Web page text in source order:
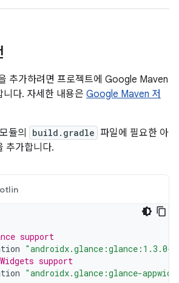
추가하려면 프로젝트에 Google Maven
다. 자세한 내용은 Google Maven 저
듈의
build.gradle 파일에 필요한 아
추가합니다.
support
"androidx.glance:glance:1.3.0-
support
"androidx.glance:glance-